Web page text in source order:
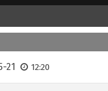
21 12:20